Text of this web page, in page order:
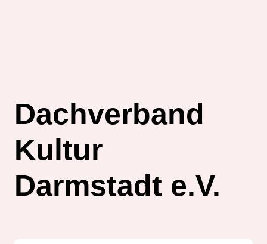
Dachverband
Kultur
Darmstadt e.V.